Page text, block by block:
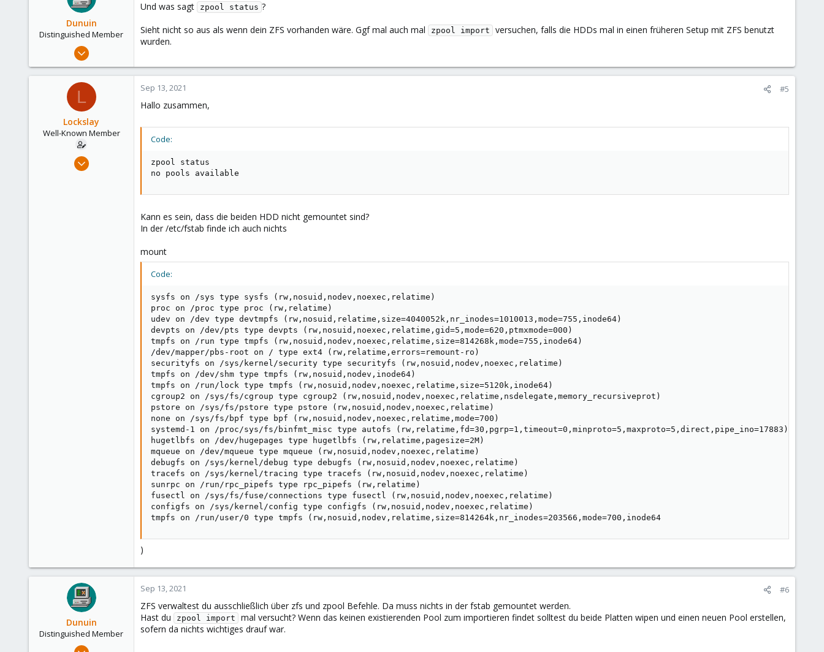
Dunuin
Distinguished Member
Jun 30, 2020
4,874
Germany
Und was sagt zpool status ?
Sieht nicht so aus als wenn dein ZFS vorhanden wäre. Ggf mal auch mal
zpool import
versuchen, falls die HDDs mal in einen früheren Setup mit ZFS benutzt
wurden.
L
Lockslay
Well-Known Member
Nov 27, 2020
Sep 13, 2021 #5
Hallo zusammen,
Code:
zpool status
no pools available
Kann es sein, dass die beiden HDD nicht gemountet sind?
In der /etc/fstab finde ich auch nichts
mount
Code:
sysfs on /sys type sysfs (rw,nosuid,nodev,noexec,relatime)
proc on /proc type proc (rw,relatime)
udev on /dev type devtmpfs (rw,nosuid,relatime,size=4040052k,nr_inodes=1010013,mode=755,inode64)
devpts on /dev/pts type devpts (rw,nosuid,noexec,relatime,gid=5,mode=620,ptmxmode=000)
tmpfs on /run type tmpfs (rw,nosuid,nodev,noexec,relatime,size=814268k,mode=755,inode64)
/dev/mapper/pbs-root on / type ext4 (rw,relatime,errors=remount-ro)
securityfs on /sys/kernel/security type securityfs (rw,nosuid,nodev,noexec,relatime)
tmpfs on /dev/shm type tmpfs (rw,nosuid,nodev,inode64)
tmpfs on /run/lock type tmpfs (rw,nosuid,nodev,noexec,relatime,size=5120k,inode64)
cgroup2 on /sys/fs/cgroup type cgroup2 (rw,nosuid,nodev,noexec,relatime,nsdelegate,memory_recursiveprot)
pstore on /sys/fs/pstore type pstore (rw,nosuid,nodev,noexec,relatime)
none on /sys/fs/bpf type bpf (rw,nosuid,nodev,noexec,relatime,mode=700)
systemd-1 on /proc/sys/fs/binfmt_misc type autofs (rw,relatime,fd=30,pgrp=1,timeout=0,minproto=5,maxproto=5,direct,pipe_ino=17883)
hugetlbfs on /dev/hugepages type hugetlbfs (rw,relatime,pagesize=2M)
mqueue on /dev/mqueue type mqueue (rw,nosuid,nodev,noexec,relatime)
debugfs on /sys/kernel/debug type debugfs (rw,nosuid,nodev,noexec,relatime)
tracefs on /sys/kernel/tracing type tracefs (rw,nosuid,nodev,noexec,relatime)
sunrpc on /run/rpc_pipefs type rpc_pipefs (rw,relatime)
fusectl on /sys/fs/fuse/connections type fusectl (rw,nosuid,nodev,noexec,relatime)
configfs on /sys/kernel/config type configfs (rw,nosuid,nodev,noexec,relatime)
tmpfs on /run/user/0 type tmpfs (rw,nosuid,nodev,relatime,size=814264k,nr_inodes=203566,mode=700,inode64
)
Dunuin
Distinguished Member
Jun 30, 2020
Sep 13, 2021 #6
ZFS verwaltest du ausschließlich über zfs und zpool Befehle. Da muss nichts in der fstab gemountet werden.
Hast du
zpool import
mal versucht? Wenn das keinen existierenden Pool zum importieren findet solltest du beide Platten wipen und einen neuen Pool erstellen,
sofern da nichts wichtiges drauf war.